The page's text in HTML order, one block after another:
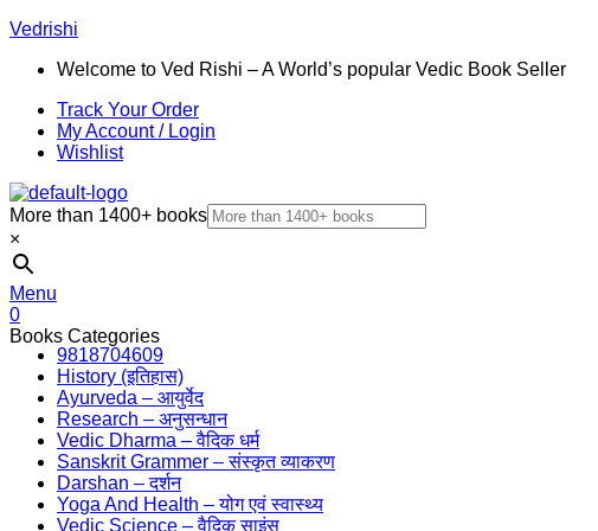
Vedrishi
Welcome to Ved Rishi – A World’s popular Vedic Book Seller
Track Your Order
My Account / Login
Wishlist
More than 1400+ books
×
Menu
0
9818704609
Books Categories
History (इतिहास)
Ayurveda – आयुर्वेद
Research – अनुसन्धान
Vedic Dharma – वैदिक धर्म
Sanskrit Grammer – संस्कृत व्याकरण
Darshan – दर्शन
Yoga And Health – योग एवं स्वास्थ्य
Vedic Science – वैदिक साइंस